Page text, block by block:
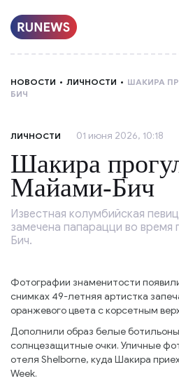
О
НОВОСТИ ЛИЧНОСТИ
ШАКИРА
БИЧ
ЛИЧНОСТИ 01 июня 2026, 10:18
Шакира
Майами-Бич
Известная колумбийская
замечена папарацци во время
Бич.
Фотографии знаменитости
снимках 49-летняя артистка
оранжевого цвета с корсетным
Дополнили образ белые
солнцезащитные очки. Уличные
отеля Shelborne, куда Шакира
Week.